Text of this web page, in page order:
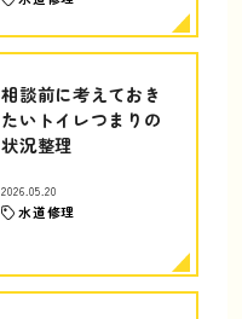
相談前に考えておき
たいトイレつまりの
状況整理
2026.05.20
水道修理